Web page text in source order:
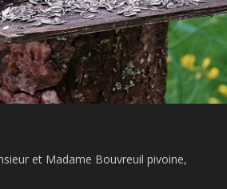
et Madame Bouvreuil pivoine,